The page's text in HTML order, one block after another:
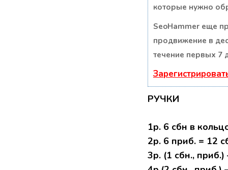
которые нужно
SeoHammer еще
продвижение в
течение первых 7
РУЧКИ
1р. 6 сбн в
2р. 6 приб. = 12
3р. (1 сбн.,